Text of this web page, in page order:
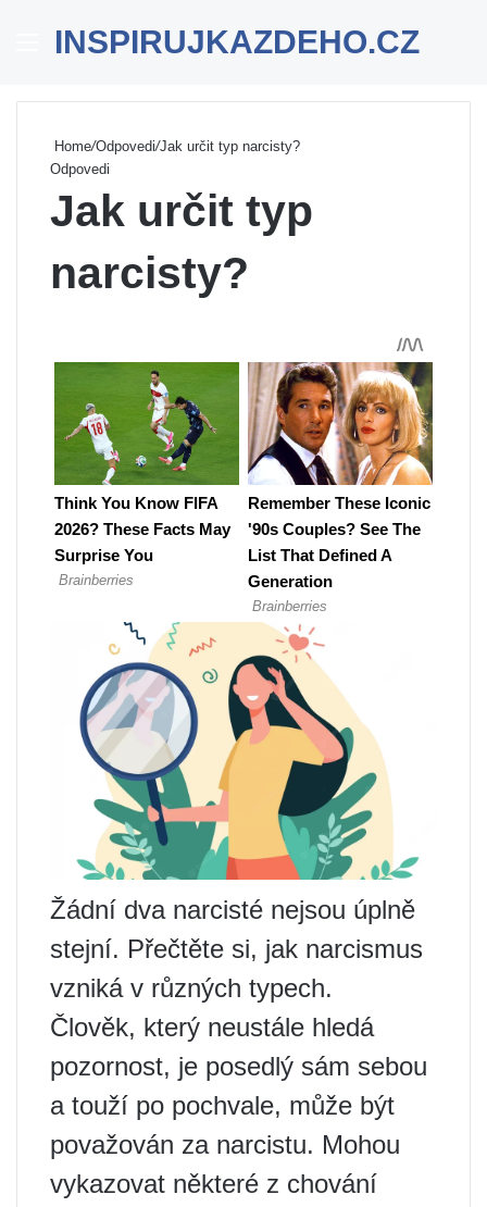
Menu
INSPIRUJKAZDEHO.CZ
Home/Odpovedi/Jak určit typ narcisty?
Odpovedi
Jak určit typ
narcisty?
Žádní dva narcisté nejsou úplně
stejní. Přečtěte si, jak narcismus
vzniká v různých typech.
Člověk, který neustále hledá
pozornost, je posedlý sám sebou
a touží po pochvale, může být
považován za narcistu. Mohou
vykazovat některé z chování